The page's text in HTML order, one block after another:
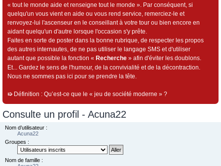
« tout le monde aide et renseigne tout le monde ». Par conséquent, si
quelqu'un vous vient en aide ou vous rend service, remerciez-le et
renvoyez-lui l'ascenseur en le conseillant à votre tour ou bien encore en
aidant quelqu'un d'autre lorsque l'occasion s'y prête.
Faites en sorte de poster dans la bonne rubrique, de respecter les propos
des autres internautes, de ne pas utiliser le langage SMS et d'utiliser
autant que possible la fonction « Recherche » afin d'éviter les doublons.
Et... Gardez le sens de l'humour, de la convivialité et de la décontraction.
Nous ne sommes pas ici pour se prendre la tête.
➯ Définition : Qu’est-ce que le « jeu de société moderne » ?
Consulte un profil - Acuna22
Nom d’utilisateur :
Acuna22
Groupes :
Nom de famille :